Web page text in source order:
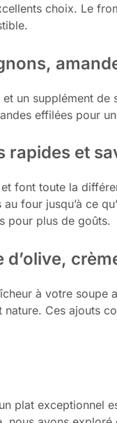
choix. Le
un supplément de
effilées pour
rapides et
font toute la
four jusqu’à ce
pour plus de goûts.
à votre soupe
Ces ajouts
plat exceptionnel